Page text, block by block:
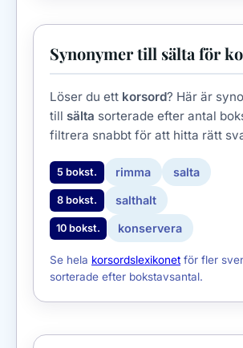
Synonymer till sälta för
Löser du ett korsord? Här är
till sälta sorterade efter antal
filtrera snabbt för att hitta rätt
5 bokst. rimma salta
8 bokst. salthalt
10 bokst. konservera
Se hela korsordslexikonet för fler
sorterade efter bokstavsantal.